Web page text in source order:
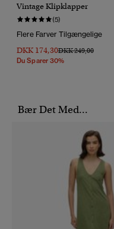
Vintage Klipklapper
(5)
Flere Farver Tilgængelige
DKK 174,30Pris Nedsat Fra
DKK 249,00Til
Du Sparer 30%
Bær Det Med...